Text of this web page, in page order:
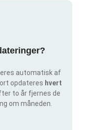
automatisk af
opdateres hvert
to år fjernes de
om måneden.